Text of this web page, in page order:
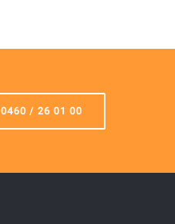
0460 / 26 01 00